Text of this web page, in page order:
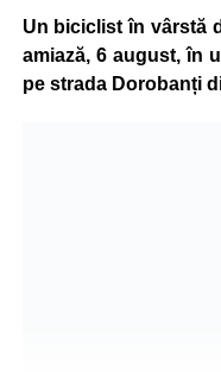
Un biciclist în vârstă
amiază, 6 august, în
pe strada Dorobanți